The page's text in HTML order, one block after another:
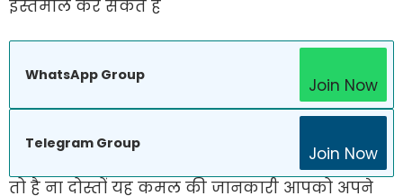
इस्तेमाल कर सकते हैं
WhatsApp Group
Join Now
Telegram Group
Join Now
तो है ना दोस्तों यह कमल की जानकारी आपको अपने